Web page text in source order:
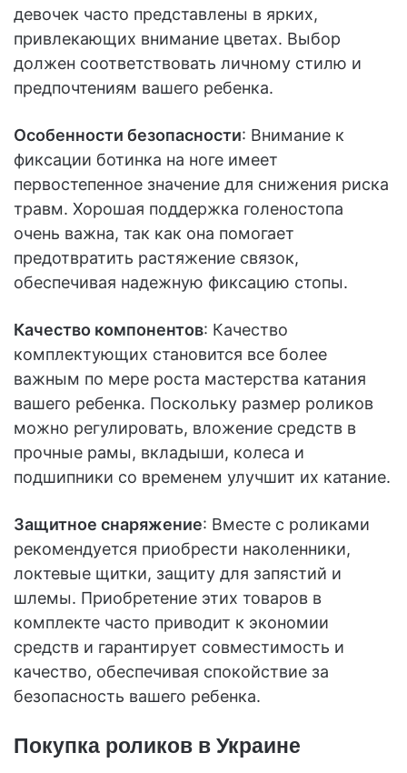
девочек часто представлены в ярких,
привлекающих внимание цветах. Выбор
должен соответствовать личному стилю и
предпочтениям вашего ребенка.
Особенности безопасности: Внимание к
фиксации ботинка на ноге имеет
первостепенное значение для снижения риска
травм. Хорошая поддержка голеностопа
очень важна, так как она помогает
предотвратить растяжение связок,
обеспечивая надежную фиксацию стопы.
Качество компонентов: Качество
комплектующих становится все более
важным по мере роста мастерства катания
вашего ребенка. Поскольку размер роликов
можно регулировать, вложение средств в
прочные рамы, вкладыши, колеса и
подшипники со временем улучшит их катание.
Защитное снаряжение: Вместе с роликами
рекомендуется приобрести наколенники,
локтевые щитки, защиту для запястий и
шлемы. Приобретение этих товаров в
комплекте часто приводит к экономии
средств и гарантирует совместимость и
качество, обеспечивая спокойствие за
безопасность вашего ребенка.
Покупка роликов в Украине